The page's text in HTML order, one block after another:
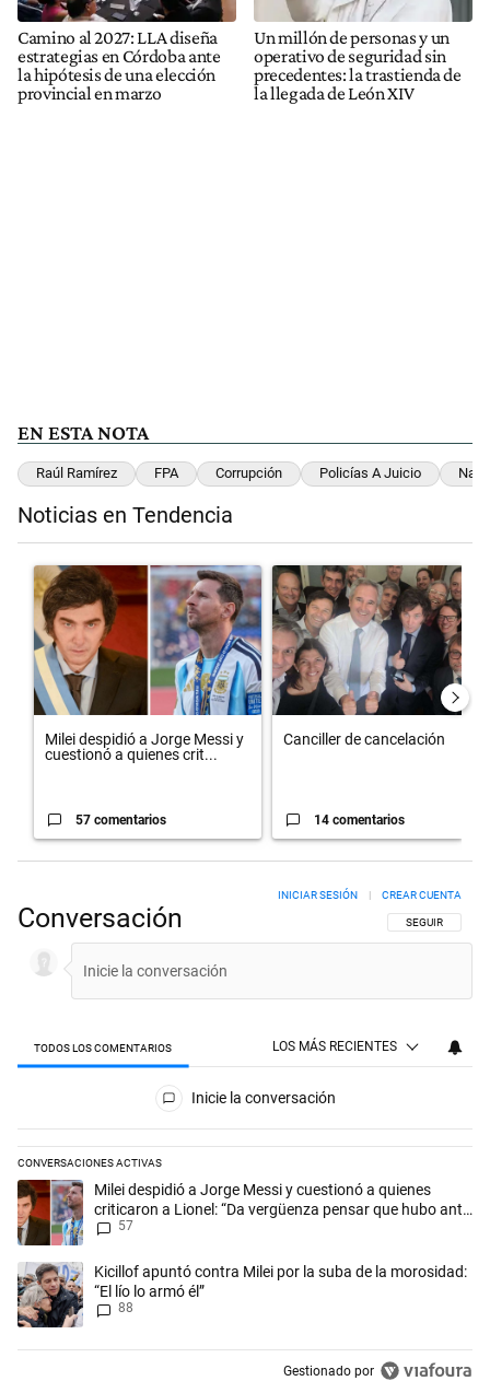
Camino al 2027: LLA diseña
estrategias en Córdoba ante
la hipótesis de una elección
provincial en marzo
Un millón de personas y un
operativo de seguridad sin
precedentes: la trastienda de
la llegada de León XIV
EN ESTA NOTA
Raúl Ramírez FPA Corrupción Policías A Juicio
Noticias en Tendencia
Un artículo de tendencia con el título "Milei despidió a Jorge Messi
Milei despidió a Jorge Messi y
cuestionó a quienes crit...
57 comentarios
Un artículo de tendencia con el
Canciller de cancelación
14 comentarios
Conversación SIGA ESTA
SEGUIR
INICIAR SESIÓN | CREAR CUENTA
TODOS LOS COMENTARIOS LOS MÁS RECIENTES
Todos los comentarios
Inicie la conversación
CONVERSACIONES ACTIVAS
Este listado muestra los artículos con más comentarios en los
Un artículo de tendencia con el título "Milei despidió a Jorge Messi y
Milei despidió a Jorge Messi y cuestionó a quienes
criticaron a Lionel: “Da vergüenza pensar que hubo anti-
Messi”
57
Un artículo de tendencia con el título "Kicillof apuntó contra Milei por
Kicillof apuntó contra Milei por la suba de la morosidad:
“El lío lo armó él”
88
Gestionado por